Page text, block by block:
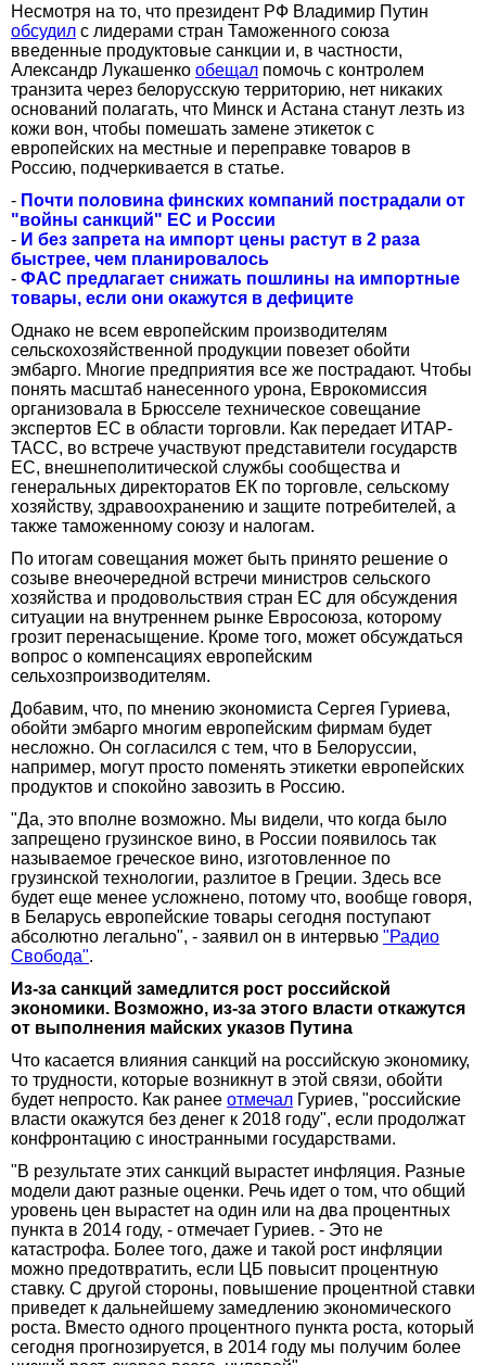
Несмотря на то, что президент РФ Владимир Путин
обсудил с лидерами стран Таможенного союза
введенные продуктовые санкции и, в частности,
Александр Лукашенко обещал помочь с контролем
транзита через белорусскую территорию, нет никаких
оснований полагать, что Минск и Астана станут лезть из
кожи вон, чтобы помешать замене этикеток с
европейских на местные и переправке товаров в
Россию, подчеркивается в статье.
- Почти половина финских компаний пострадали от
"войны санкций" ЕС и России
- И без запрета на импорт цены растут в 2 раза
быстрее, чем планировалось
- ФАС предлагает снижать пошлины на импортные
товары, если они окажутся в дефиците
Однако не всем европейским производителям
сельскохозяйственной продукции повезет обойти
эмбарго. Многие предприятия все же пострадают. Чтобы
понять масштаб нанесенного урона, Еврокомиссия
организовала в Брюсселе техническое совещание
экспертов ЕС в области торговли. Как передает ИТАР-
ТАСС, во встрече участвуют представители государств
ЕС, внешнеполитической службы сообщества и
генеральных директоратов ЕК по торговле, сельскому
хозяйству, здравоохранению и защите потребителей, а
также таможенному союзу и налогам.
По итогам совещания может быть принято решение о
созыве внеочередной встречи министров сельского
хозяйства и продовольствия стран ЕС для обсуждения
ситуации на внутреннем рынке Евросоюза, которому
грозит перенасыщение. Кроме того, может обсуждаться
вопрос о компенсациях европейским
сельхозпроизводителям.
Добавим, что, по мнению экономиста Сергея Гуриева,
обойти эмбарго многим европейским фирмам будет
несложно. Он согласился с тем, что в Белоруссии,
например, могут просто поменять этикетки европейских
продуктов и спокойно завозить в Россию.
"Да, это вполне возможно. Мы видели, что когда было
запрещено грузинское вино, в России появилось так
называемое греческое вино, изготовленное по
грузинской технологии, разлитое в Греции. Здесь все
будет еще менее усложнено, потому что, вообще говоря,
в Беларусь европейские товары сегодня поступают
абсолютно легально", - заявил он в интервью "Радио
Свобода".
Из-за санкций замедлится рост российской
экономики. Возможно, из-за этого власти откажутся
от выполнения майских указов Путина
Что касается влияния санкций на российскую экономику,
то трудности, которые возникнут в этой связи, обойти
будет непросто. Как ранее отмечал Гуриев, "российские
власти окажутся без денег к 2018 году", если продолжат
конфронтацию с иностранными государствами.
"В результате этих санкций вырастет инфляция. Разные
модели дают разные оценки. Речь идет о том, что общий
уровень цен вырастет на один или на два процентных
пункта в 2014 году, - отмечает Гуриев. - Это не
катастрофа. Более того, даже и такой рост инфляции
можно предотвратить, если ЦБ повысит процентную
ставку. С другой стороны, повышение процентной ставки
приведет к дальнейшему замедлению экономического
роста. Вместо одного процентного пункта роста, который
сегодня прогнозируется, в 2014 году мы получим более